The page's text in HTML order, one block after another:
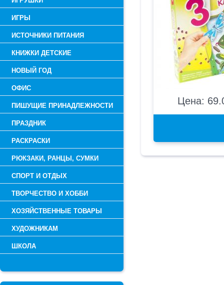
ИГРЫ
ИСТОЧНИКИ ПИТАНИЯ
КНИЖКИ ДЕТСКИЕ
НОВЫЙ ГОД
ОФИС
ПИШУЩИЕ ПРИНАДЛЕЖНОСТИ
ПРАЗДНИК
РАСКРАСКИ
РЮКЗАКИ, РАНЦЫ, СУМКИ
СПОРТ И ОТДЫХ
ТВОРЧЕСТВО И ХОББИ
ХОЗЯЙСТВЕННЫЕ ТОВАРЫ
ХУДОЖНИКАМ
ШКОЛА
Цена: